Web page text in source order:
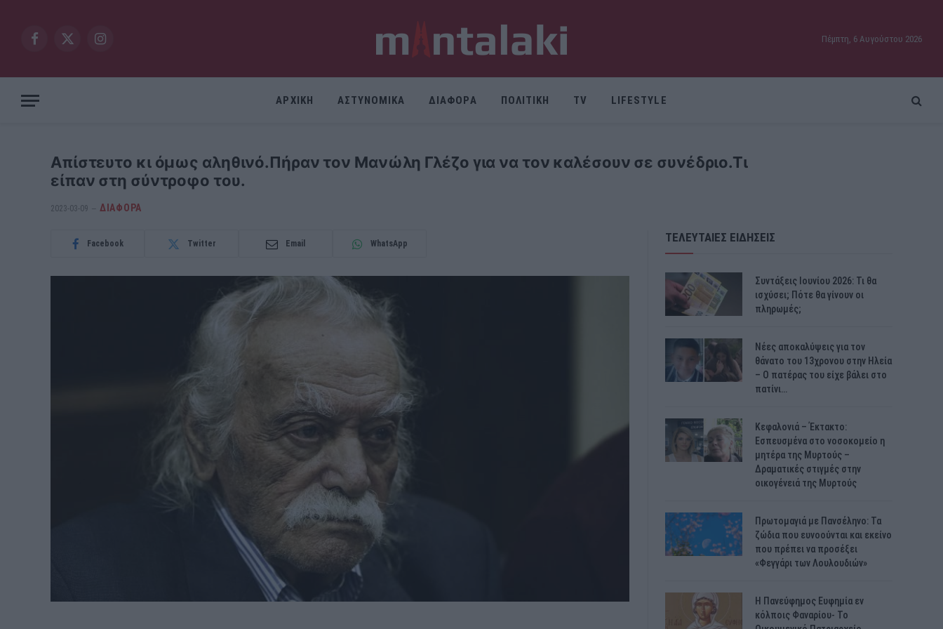
Facebook
X
Instagram
Πέμπτη, 6 Αυγούστου 2026
ΑΡΧΙΚΗ ΑΣΤΥΝΟΜΙΚΑ ΔΙΑΦΟΡΑ ΠΟΛΙΤΙΚΗ TV LIFESTYLE
Απίστευτο κι όμως αληθινό.Πήραν τον Μανώλη Γλέζο για να τον καλέσουν σε συνέδριο.Τι
είπαν στη σύντροφο του.
2023-03-09 ΔΙΆΦΟΡΑ
Facebook Twitter Email WhatsApp ΤΕΛΕΥΤΑΙΕΣ ΕΙΔΗΣΕΙΣ
Συντάξεις Ιουνίου 2026: Τι θα
ισχύσει; Πότε θα γίνουν οι
πληρωμές;
Νέες αποκαλύψεις για τον
θάνατο του 13χρονου στην Ηλεία
– Ο πατέρας του είχε βάλει στο
πατίνι…
Κεφαλονιά – Έκτακτο:
Εσπευσμένα στο νοσοκομείο η
μητέρα της Μυρτούς –
Δραματικές στιγμές στην
οικογένειά της Μυρτούς
Πρωτομαγιά με Πανσέληνο: Τα
ζώδια που ευνοούνται και εκείνο
που πρέπει να προσέξει
«Φεγγάρι των Λουλουδιών»
H Πανεύφημος Ευφημία εν
κόλποις Φαναρίου- Το